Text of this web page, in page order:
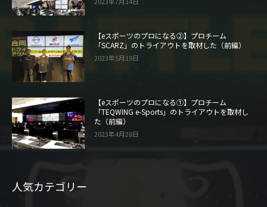
【eスポーツのプロになる②】プロチーム
「SCARZ」のトライアウトを取材した（前編）
2023年5月19日
【eスポーツのプロになる①】プロチーム
「TEQWING e-Sports」のトライアウトを取材し
た（前編）
2023年4月28日
人気カテゴリー